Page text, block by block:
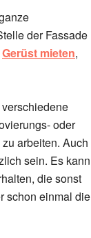
der Fassade
Gerüst mieten,
oder
arbeiten. Auch
sein. Es kann
die sonst
schon einmal die